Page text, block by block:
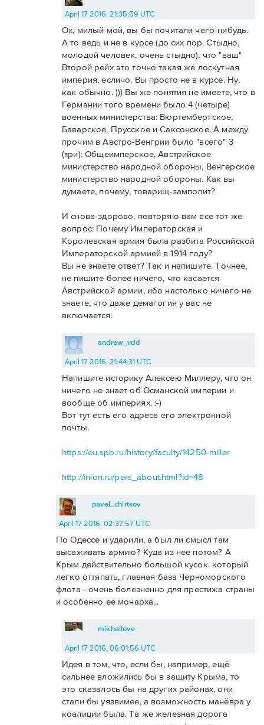
April 17 2016, 21:35:59 UTC
Ох, милый мой, вы бы почитали чего-нибудь.
А то ведь и не в курсе (до сих пор. Стыдно,
молодой человек, очень стыдно), что "ваш"
Второй рейх это точно такая же лоскутная
империя, есличо. Вы просто не в курсе. Ну,
как обычно. ))) Вы же понятия не имеете, что в
Германии того времени было 4 (четыре)
военных министерства: Вюртембергское,
Баварское, Прусское и Саксонское. А между
прочим в Австро-Венгрии было "всего" 3
(три): Общеимперское, Австрийское
министерство народной обороны, Венгерское
министерство народной обороны. Как вы
думаете, почему, товарищ-замполит?
И снова-здорово, повторяю вам все тот же
вопрос: Почему Императорская и
Королевская армия была разбита Российской
Императорской армией в 1914 году?
Вы не знаете ответ? Так и напишите. Точнее,
не пишите более ничего, что касается
Австрийской армии, ибо настолько ничего не
знаете, что даже демагогия у вас не
включается.
andrew_vdd
April 17 2016, 21:44:31 UTC
Напишите историку Алексею Миллеру, что он
ничего не знает об Османской империи и
вообще об империях. :-)
Вот тут есть его адреса его электронной
почты.
https://eu.spb.ru/history/faculty/14250-miller
http://inion.ru/pers_about.html?id=48
pavel_chirtsov
April 17 2016, 02:37:57 UTC
По Одессе и ударили, а был ли смысл там
высаживать армию? Куда из нее потом? А
Крым действительно большой кусок. который
легко оттяпать, главная база Черноморского
флота - очень болезненно для престижа страны
и особенно ее монарха...
mikhailove
April 17 2016, 06:01:56 UTC
Идея в том, что, если бы, например, ещё
сильнее вложились бы в защиту Крыма, то
это сказалось бы на других районах, они
стали бы уязвимее, а возможность манёвра у
коалиции была. Та же железная дорога